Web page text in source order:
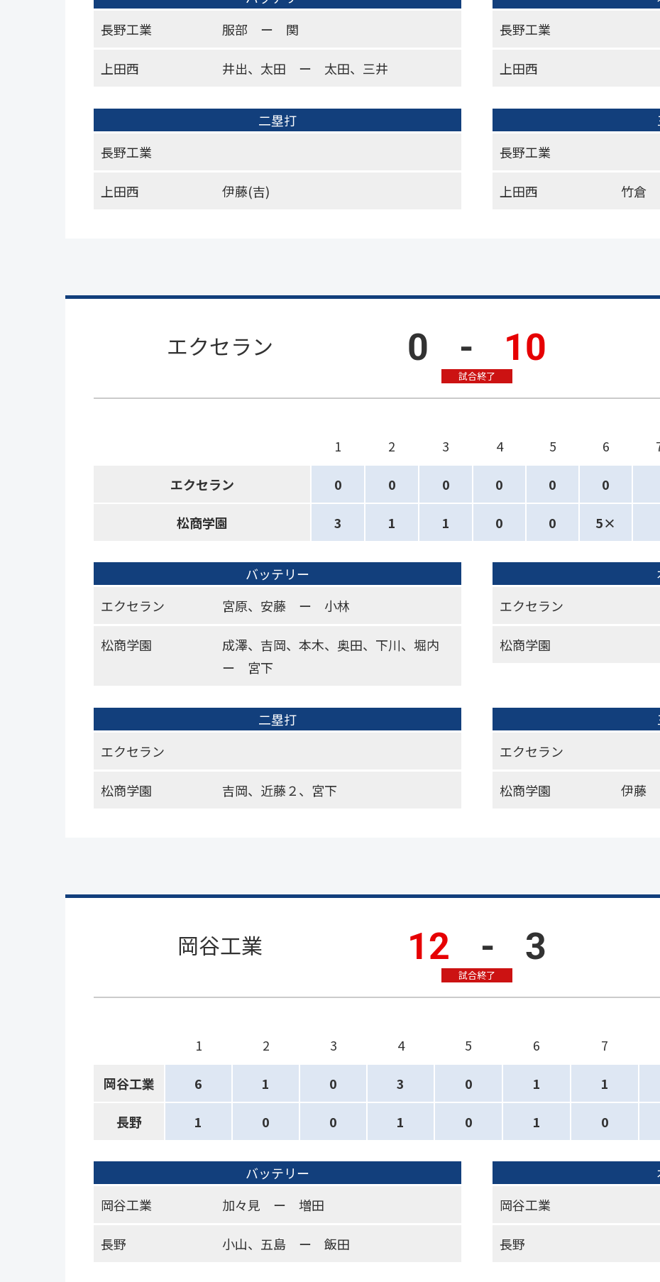
長野工業
服部 ー 関
上田西 井出、太田 ー 太田、三井
長野工業
上田西
二塁打
長野工業
上田西 伊藤(吉)
長野工業
上田西 竹倉
エクセラン 0 - 10
試合終了
1 2 3 4 5 6
エクセラン 0 0 0 0 0 0
松商学園 3 1 1 0 0 5×
バッテリー
エクセラン
宮原、安藤 ー 小林
松商学園
成澤、吉岡、本木、奥田、下川、堀内
ー 宮下
エクセラン
松商学園
二塁打
エクセラン
松商学園 吉岡、近藤２、宮下
エクセラン
松商学園 伊藤
岡谷工業 12 - 3
試合終了
1 2 3 4 5 6 7
岡谷工業 6 1 0 3 0 1 1
長野 1 0 0 1 0 1 0
バッテリー
岡谷工業
加々見 ー 増田
長野 小山、五島 ー 飯田
岡谷工業
長野